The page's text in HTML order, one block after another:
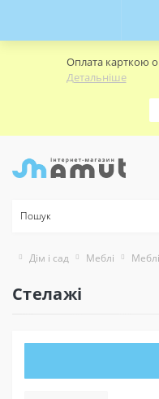
Оплата карткою
Детальніше
Дім і сад Меблі
Стелажі